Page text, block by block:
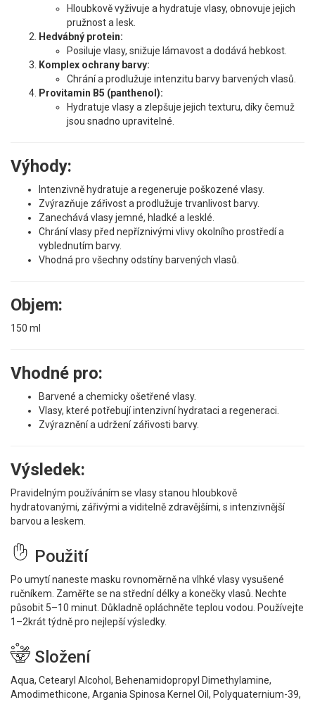
Hloubkově vyživuje a hydratuje vlasy, obnovuje jejich
pružnost a lesk.
Hedvábný protein:
Posiluje vlasy, snižuje lámavost a dodává hebkost.
Komplex ochrany barvy:
Chrání a prodlužuje intenzitu barvy barvených vlasů.
Provitamin B5 (panthenol):
Hydratuje vlasy a zlepšuje jejich texturu, díky čemuž
jsou snadno upravitelné.
Výhody:
Intenzivně hydratuje a regeneruje poškozené vlasy.
Zvýrazňuje zářivost a prodlužuje trvanlivost barvy.
Zanechává vlasy jemné, hladké a lesklé.
Chrání vlasy před nepříznivými vlivy okolního prostředí a
vyblednutím barvy.
Vhodná pro všechny odstíny barvených vlasů.
Objem:
150 ml
Vhodné pro:
Barvené a chemicky ošetřené vlasy.
Vlasy, které potřebují intenzivní hydrataci a regeneraci.
Zvýraznění a udržení zářivosti barvy.
Výsledek:
Pravidelným používáním se vlasy stanou hloubkově
hydratovanými, zářivými a viditelně zdravějšími, s intenzivnější
barvou a leskem.
Použití
Po umytí naneste masku rovnoměrně na vlhké vlasy vysušené
ručníkem. Zaměřte se na střední délky a konečky vlasů. Nechte
působit 5–10 minut. Důkladně opláchněte teplou vodou. Používejte
1–2krát týdně pro nejlepší výsledky.
Složení
Aqua, Cetearyl Alcohol, Behenamidopropyl Dimethylamine,
Amodimethicone, Argania Spinosa Kernel Oil, Polyquaternium-39,